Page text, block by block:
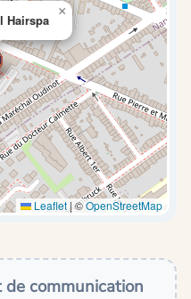
Hairspa
×
Leaflet |©OpenStreetMap
de communication